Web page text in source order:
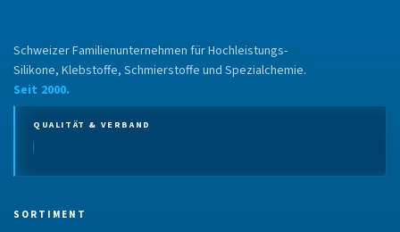
Schweizer Familienunternehmen für Hochleistungs-
Silikone, Klebstoffe, Schmierstoffe und Spezialchemie.
Seit 2000.
QUALITÄT & VERBAND
SORTIMENT